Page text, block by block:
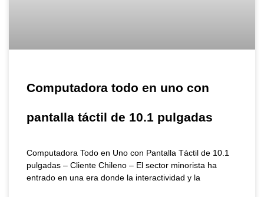
Computadora todo en uno con
pantalla táctil de 10.1 pulgadas
Computadora Todo en Uno con Pantalla Táctil de 10.1
pulgadas – Cliente Chileno – El sector minorista ha
entrado en una era donde la interactividad y la